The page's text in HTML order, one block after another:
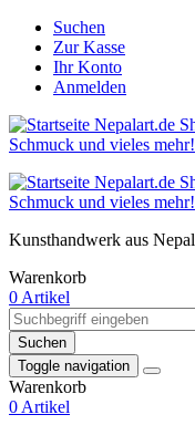
Suchen
Zur Kasse
Ihr Konto
Anmelden
Kunsthandwerk aus Nepal
Warenkorb
0 Artikel
Suchen
Toggle navigation
Warenkorb
0 Artikel